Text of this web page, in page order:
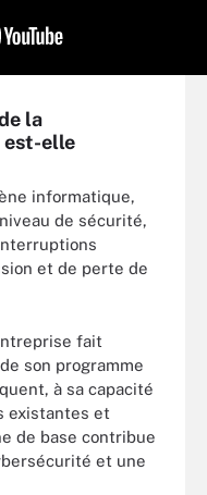
la
est-elle
informatique,
de sécurité,
et de perte de
fait
son programme
à sa capacité
existantes et
de base contribue
et une